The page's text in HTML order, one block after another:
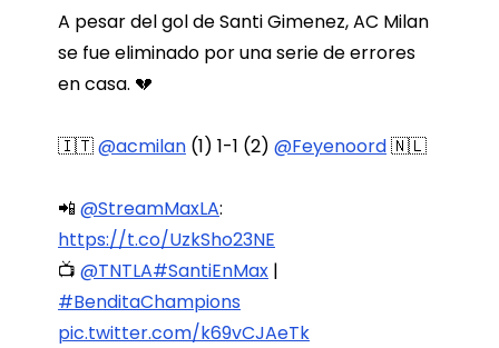
A pesar del gol de Santi Gimenez, AC Milan
se fue eliminado por una serie de errores
en casa. 💔
🇮🇹@acmilan (1) 1-1 (2) @Feyenoord🇳🇱
📲 @StreamMaxLA:
https://t.co/UzkSho23NE
📺 @TNTLA#SantiEnMax |
#BenditaChampions
pic.twitter.com/k69vCJAeTk